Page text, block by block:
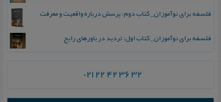
فلسفه برای نوآموزان_ کتاب دوم: پرسش درباره واقعیت و معرفت
فلسفه برای نوآموزان_ کتاب اول: تردید در باورهای رایج
021 22 42 36 32